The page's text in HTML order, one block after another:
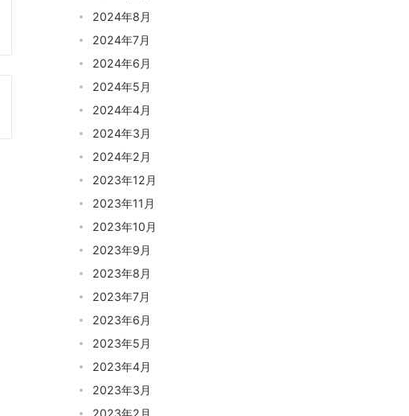
2024年8月
2024年7月
2024年6月
2024年5月
2024年4月
2024年3月
2024年2月
2023年12月
2023年11月
2023年10月
2023年9月
2023年8月
2023年7月
2023年6月
2023年5月
2023年4月
2023年3月
2023年2月